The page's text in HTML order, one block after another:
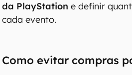
da PlayStation e definir
cada evento.
Como evitar compras